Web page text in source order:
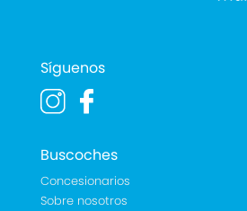
Síguenos
Buscoches
Concesionarios
Sobre nosotros